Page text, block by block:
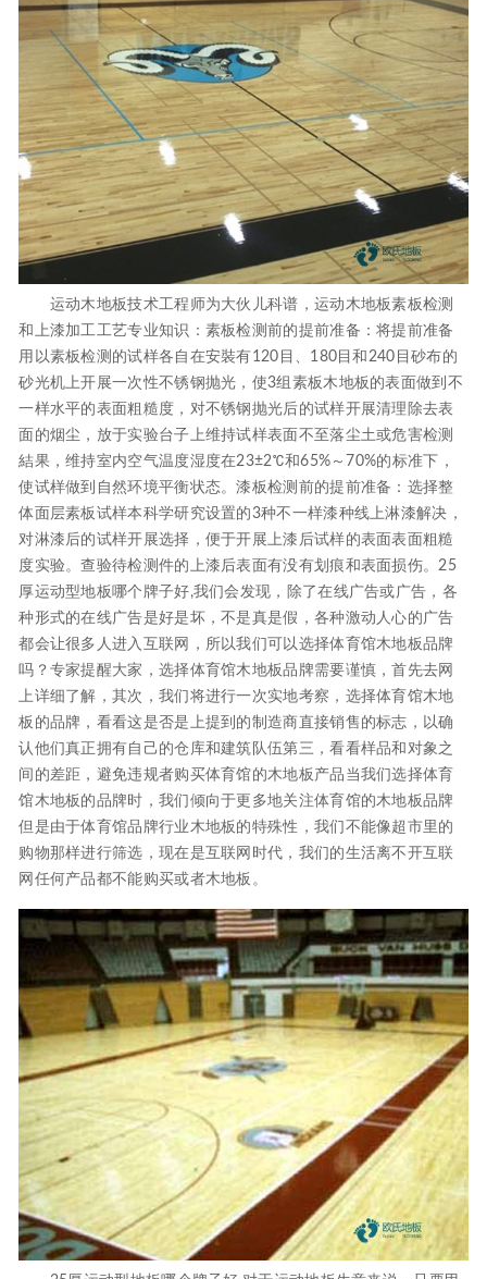
运动木地板技术工程师为大伙儿科谱，运动木地板素板检测
和上漆加工工艺专业知识：素板检测前的提前准备：将提前准备
用以素板检测的试样各自在安裝有120目、180目和240目砂布的
砂光机上开展一次性不锈钢抛光，使3组素板木地板的表面做到不
一样水平的表面粗糙度，对不锈钢抛光后的试样开展清理除去表
面的烟尘，放于实验台子上维持试样表面不至落尘土或危害检测
結果，维持室内空气温度湿度在23±2℃和65%～70%的标准下，
使试样做到自然环境平衡状态。漆板检测前的提前准备：选择整
体面层素板试样本科学研究设置的3种不一样漆种线上淋漆解决，
对淋漆后的试样开展选择，便于开展上漆后试样的表面表面粗糙
度实验。查验待检测件的上漆后表面有没有划痕和表面损伤。25
厚运动型地板哪个牌子好,我们会发现，除了在线广告或广告，各
种形式的在线广告是好是坏，不是真是假，各种激动人心的广告
都会让很多人进入互联网，所以我们可以选择体育馆木地板品牌
吗？专家提醒大家，选择体育馆木地板品牌需要谨慎，首先去网
上详细了解，其次，我们将进行一次实地考察，选择体育馆木地
板的品牌，看看这是否是上提到的制造商直接销售的标志，以确
认他们真正拥有自己的仓库和建筑队伍第三，看看样品和对象之
间的差距，避免违规者购买体育馆的木地板产品当我们选择体育
馆木地板的品牌时，我们倾向于更多地关注体育馆的木地板品牌
但是由于体育馆品牌行业木地板的特殊性，我们不能像超市里的
购物那样进行筛选，现在是互联网时代，我们的生活离不开互联
网任何产品都不能购买或者木地板。